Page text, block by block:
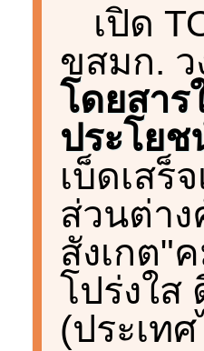
เปิด
ขสมก.
โดยสาร
ประโย
เบ็ดเสร็
ส่วนต่า
สังเกต"
โปร่งใส
(ประเท